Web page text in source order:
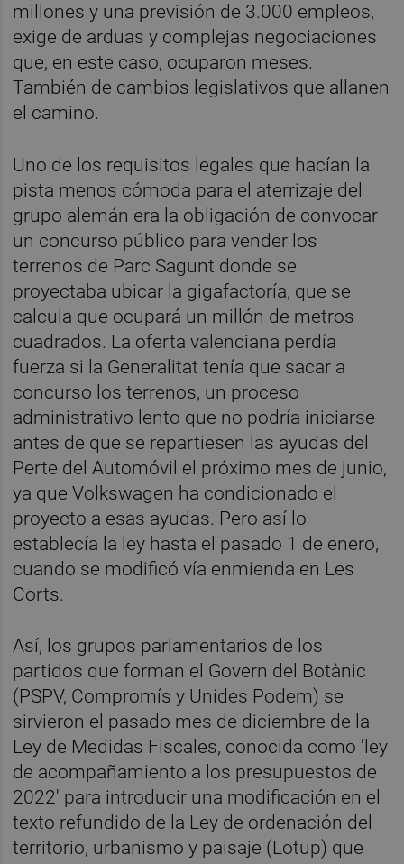
millones y una previsión de 3.000 empleos,
exige de arduas y complejas negociaciones
que, en este caso, ocuparon meses.
También de cambios legislativos que allanen
el camino.
Uno de los requisitos legales que hacían la
pista menos cómoda para el aterrizaje del
grupo alemán era la obligación de convocar
un concurso público para vender los
terrenos de Parc Sagunt donde se
proyectaba ubicar la gigafactoría, que se
calcula que ocupará un millón de metros
cuadrados. La oferta valenciana perdía
fuerza si la Generalitat tenía que sacar a
concurso los terrenos, un proceso
administrativo lento que no podría iniciarse
antes de que se repartiesen las ayudas del
Perte del Automóvil el próximo mes de junio,
ya que Volkswagen ha condicionado el
proyecto a esas ayudas. Pero así lo
establecía la ley hasta el pasado 1 de enero,
cuando se modificó vía enmienda en Les
Corts.
Así, los grupos parlamentarios de los
partidos que forman el Govern del Botànic
(PSPV, Compromís y Unides Podem) se
sirvieron el pasado mes de diciembre de la
Ley de Medidas Fiscales, conocida como 'ley
de acompañamiento a los presupuestos de
2022' para introducir una modificación en el
texto refundido de la Ley de ordenación del
territorio, urbanismo y paisaje (Lotup) que